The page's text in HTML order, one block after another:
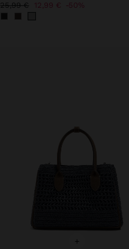
25,99 € 12,99 € 50%
+